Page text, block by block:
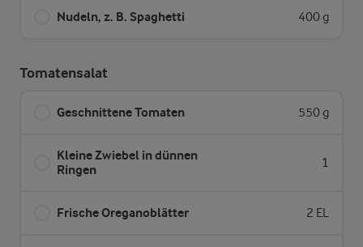
Nudeln, z. B. Spaghetti 400 g
Tomatensalat
Geschnittene Tomaten 550 g
Kleine Zwiebel in dünnen
Ringen
1
Frische Oreganoblätter 2 EL